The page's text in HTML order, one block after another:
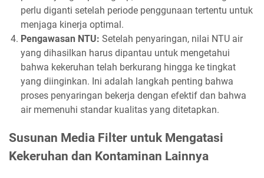
perlu diganti setelah periode penggunaan tertentu untuk
menjaga kinerja optimal.
Pengawasan NTU: Setelah penyaringan, nilai NTU air
yang dihasilkan harus dipantau untuk mengetahui
bahwa kekeruhan telah berkurang hingga ke tingkat
yang diinginkan. Ini adalah langkah penting bahwa
proses penyaringan bekerja dengan efektif dan bahwa
air memenuhi standar kualitas yang ditetapkan.
Susunan Media Filter untuk Mengatasi
Kekeruhan dan Kontaminan Lainnya